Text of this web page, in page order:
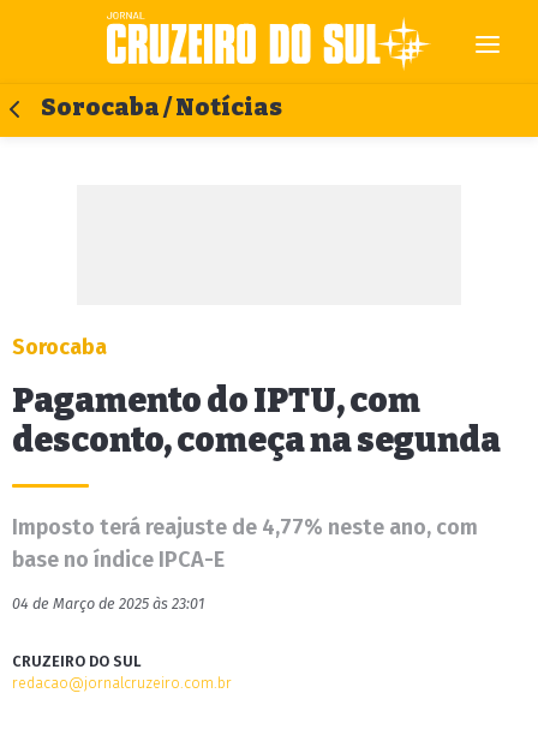
Sorocaba / Notícias
Sorocaba
Pagamento do IPTU, com
desconto, começa na segunda
Imposto terá reajuste de 4,77% neste ano, com
base no índice IPCA-E
04 de Março de 2025 às 23:01
CRUZEIRO DO SUL
redacao@jornalcruzeiro.com.br